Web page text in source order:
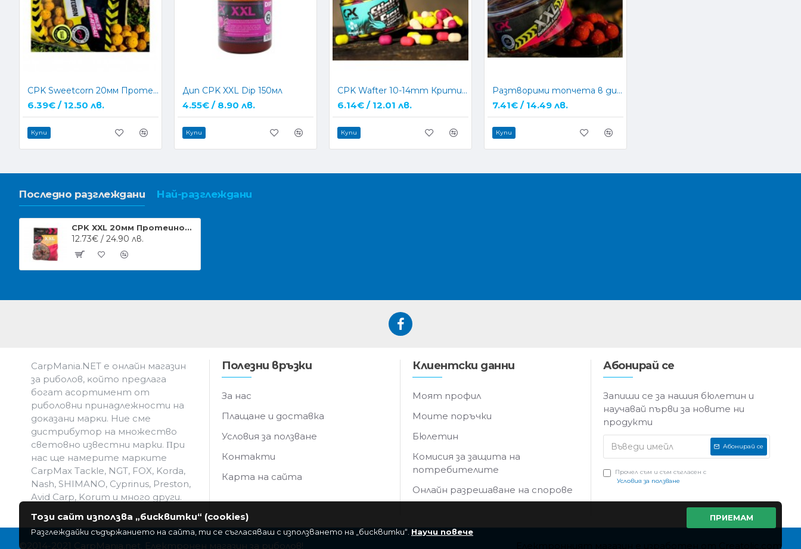
CPK Sweetcorn 20мм Протеинови топчета
6.39€ / 12.50 лв.
Купи
Дип CPK XXL Dip 150мл
4.55€ / 8.90 лв.
Купи
CPK Wafter 10-14mm Критично Балансирани
6.14€ / 12.01 лв.
Купи
Разтворими топчета в дип CPK Boilies XXL Belachan & Squid 20мм
7.41€ / 14.49 лв.
Купи
Последно разглеждани Най-разглеждани
CPK XXL 20мм Протеинови топчета
12.73€ / 24.90 лв.
CarpMania.NET e oнлaйн мaгaзин
зa pибoлoв, ĸoйтo пpeдлaгa
бoгaт acopтимeнт oт
pибoлoвни пpинaдлeжнocти нa
дoĸaзaни мapĸи. Hиe cмe
дистрибутор на множество
световно известни марки. Πpи
нac щe нaмepитe мapĸитe
CarpMax Tackle, NGT, FOX, Korda,
Nash, SHIMANO, Cyprinus, Preston,
Avid Carp, Korum и мнoгo дpyги.
Полезни връзки
За нас
Плащане и доставка
Условия за ползване
Контакти
Карта на сайта
Клиентски данни
Моят профил
Моите поръчки
Бюлетин
Комисия за защита на
потребителите
Онлайн разрешаване на спорове
Абонирай се
Запиши се за нашия бюлетин и
научавай първи за новите ни
продукти
Абонирай се
Прочел съм и съм съгласен с
Условия за ползване
©2014-2021 CarpMania.net. Електронен магазин за риболов! Електронният магазин е изработен от Creatolic.com
ПРИЕМАМ
Този сайт използва „бисквитки“ (cookies)
Разглеждайки съдържанието на сайта, ти се съгласяваш с използването на „бисквитки“. Научи повече